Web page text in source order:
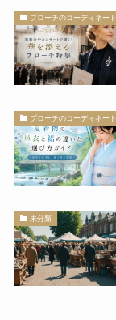
ブローチのコーディネート
ブローチのコーディネート
未分類